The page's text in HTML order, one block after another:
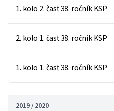
1. kolo 2. časť 38. ročník KSP
2. kolo 1. časť 38. ročník KSP
1. kolo 1. časť 38. ročník KSP
2019 / 2020